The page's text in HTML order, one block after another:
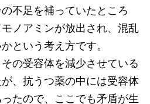
不足を補っていたところ
ノアミンが放出され、混乱
という考え方です。
の受容体を減少させている
、抗うつ薬の中には受容体
たので、ここでも矛盾が生